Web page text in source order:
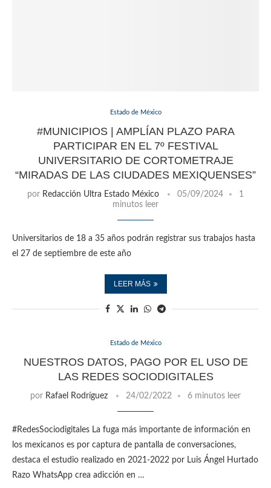
Estado de México
#MUNICIPIOS | AMPLÍAN PLAZO PARA
PARTICIPAR EN EL 7º FESTIVAL
UNIVERSITARIO DE CORTOMETRAJE
“MIRADAS DE LAS CIUDADES MEXIQUENSES”
por Redacción Ultra Estado México 05/09/2024
1
minutos leer
Universitarios de 18 a 35 años podrán registrar sus trabajos hasta
el 27 de septiembre de este año
LEER MÁS
Estado de México
NUESTROS DATOS, PAGO POR EL USO DE
LAS REDES SOCIODIGITALES
por Rafael Rodríguez 24/02/2022 6 minutos leer
#RedesSociodigitales La fuga más importante de información en
los mexicanos es por captura de pantalla de conversaciones,
destaca el estudio realizado en 2021-2022 por Luis Ángel Hurtado
Razo WhatsApp crea adicción en …